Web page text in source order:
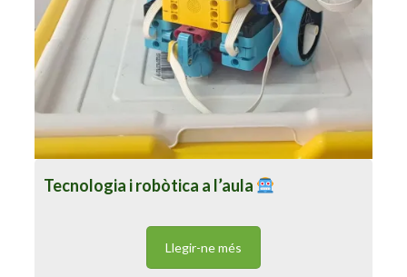
Tecnologia i robòtica a l’aula
Llegir-ne més